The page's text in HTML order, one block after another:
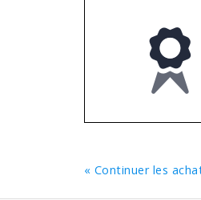
« Continuer les